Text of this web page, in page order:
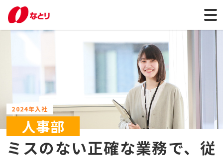
ミスのない正確な業務で、従
2024年入社
人事部